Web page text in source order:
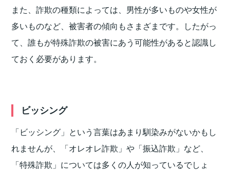
また、詐欺の種類によっては、男性が多いものや女性が
多いものなど、被害者の傾向もさまざまです。したがっ
て、誰もが特殊詐欺の被害にあう可能性があると認識し
ておく必要があります。
ビッシング
「ビッシング」という言葉はあまり馴染みがないかもし
れませんが、「オレオレ詐欺」や「振込詐欺」など、
「特殊詐欺」については多くの人が知っているでしょ